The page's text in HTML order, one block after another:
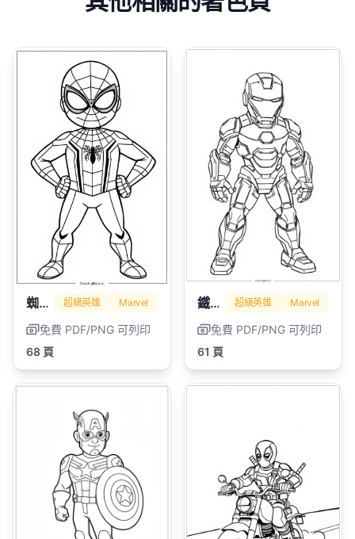
蜘蛛人 超級英雄 Marvel
免費 PDF/PNG 可列印
68 頁
鐵人 超級英雄 Marvel
免費 PDF/PNG 可列印
61 頁